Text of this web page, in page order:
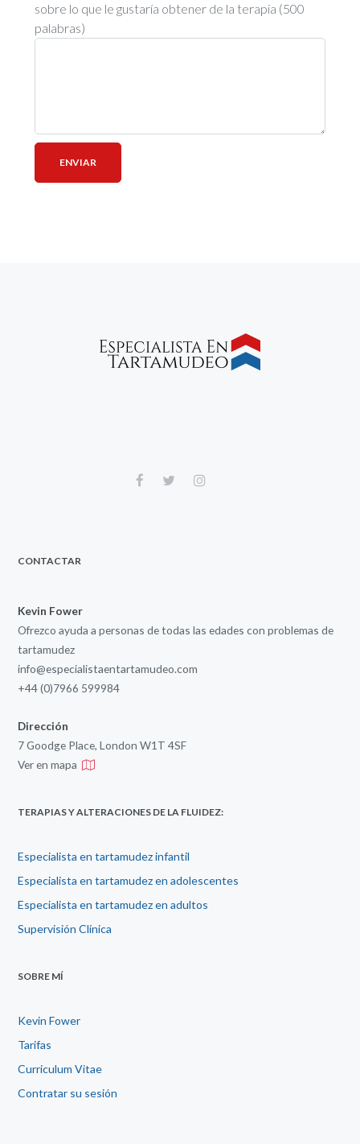
sobre lo que le gustaría obtener de la terapia (500
palabras)
CONTACTAR
Kevin Fower
Ofrezco ayuda a personas de todas las edades con problemas de
tartamudez
info@especialistaentartamudeo.com
+44 (0)7966 599984
Dirección
7 Goodge Place, London W1T 4SF
Ver en mapa
TERAPIAS Y ALTERACIONES DE LA FLUIDEZ:
Especialista en tartamudez infantil
Especialista en tartamudez en adolescentes
Especialista en tartamudez en adultos
Supervisión Clínica
SOBRE MÍ
Kevin Fower
Tarifas
Curriculum Vitae
Contratar su sesión